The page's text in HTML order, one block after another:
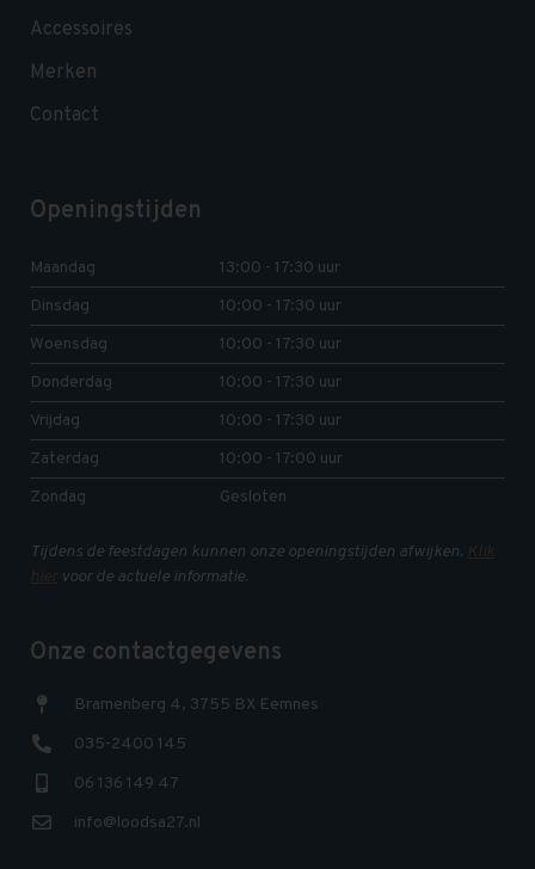
Accessoires
Merken
Contact
Openingstijden
Maandag
13:00 - 17:30 uur
Dinsdag
10:00 - 17:30 uur
Woensdag
10:00 - 17:30 uur
Donderdag
10:00 - 17:30 uur
Vrijdag
10:00 - 17:30 uur
Zaterdag
10:00 - 17:00 uur
Zondag
Gesloten
Tijdens de feestdagen kunnen onze openingstijden afwijken. Klik
hiervoor de actuele informatie.
Onze contactgegevens
Bramenberg 4, 3755 BX Eemnes
035-2400 145
06 136 149 47
info@loodsa27.nl